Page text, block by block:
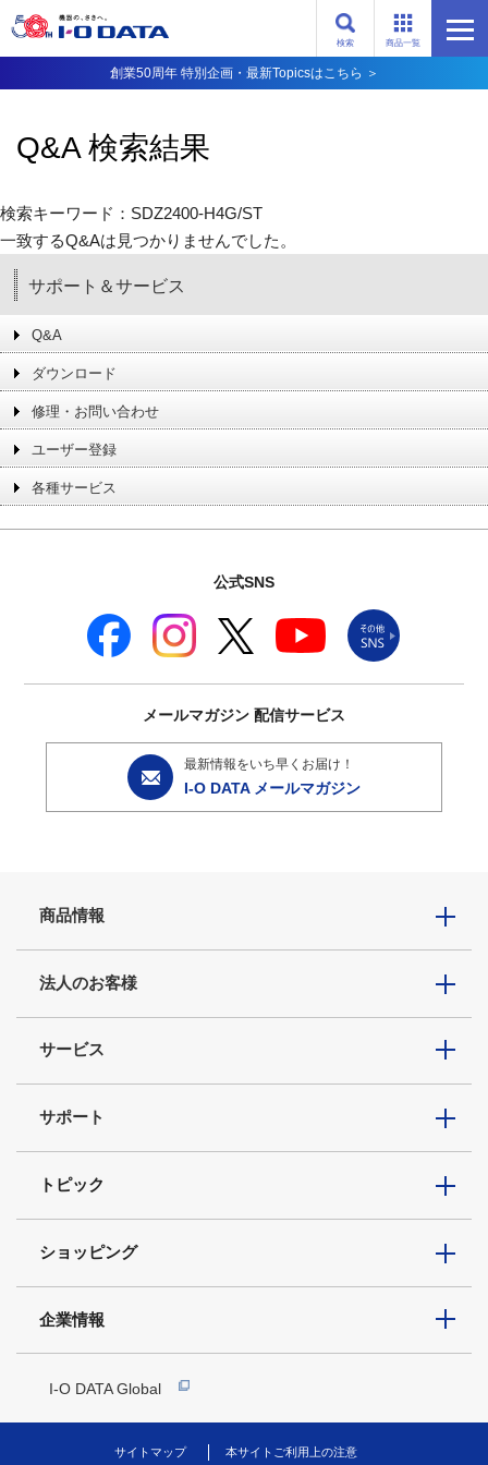
商品一覧
検索
創業50周年 特別企画・最新Topicsはこちら ＞
Q&A 検索結果
検索キーワード：SDZ2400-H4G/ST
一致するQ&Aは見つかりませんでした。
サポート＆サービス
Q&A
ダウンロード
修理・お問い合わせ
ユーザー登録
各種サービス
公式SNS
メールマガジン 配信サービス
最新情報をいち早くお届け！
I-O DATA メールマガジン
商品情報
法人のお客様
サービス
サポート
トピック
ショッピング
企業情報
I-O DATA Global
サイトマップ 本サイトご利用上の注意